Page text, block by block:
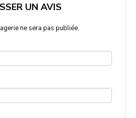
UN AVIS
ne sera pas publiée.